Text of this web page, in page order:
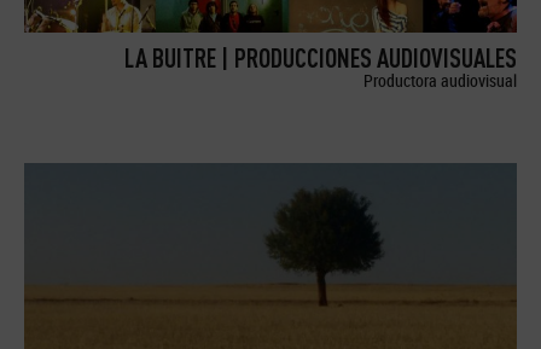
LA BUITRE | PRODUCCIONES AUDIOVISUALES
Productora audiovisual